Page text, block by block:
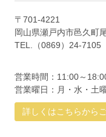
〒701-4221
岡山県瀬戸内市邑久町
TEL.（0869）24-7105
営業時間：11:00～
営業曜日：月・水・土
詳しくはこちらから